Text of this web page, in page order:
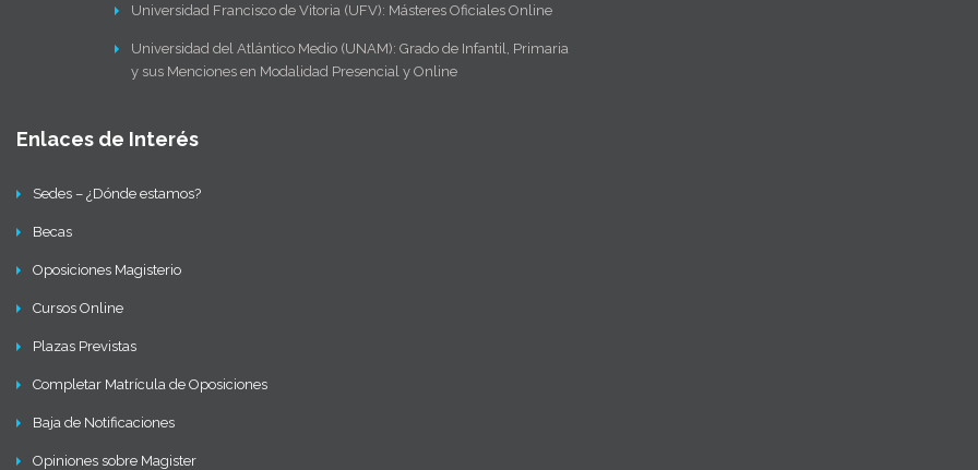
Universidad Francisco de Vitoria (UFV): Másteres Oficiales Online
Universidad del Atlántico Medio (UNAM): Grado de Infantil, Primaria
y sus Menciones en Modalidad Presencial y Online
Enlaces de Interés
Sedes – ¿Dónde estamos?
Becas
Oposiciones Magisterio
Cursos Online
Plazas Previstas
Completar Matrícula de Oposiciones
Baja de Notificaciones
Opiniones sobre Magister